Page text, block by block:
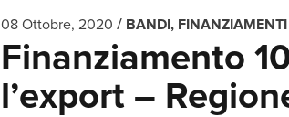
08 Ottobre, 2020 / BANDI, FINANZIAMENTI
Finanziamento
l’export –